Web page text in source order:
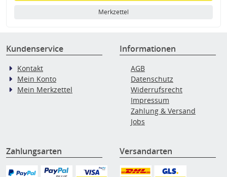
Merkzettel
Kundenservice
Kontakt
Mein Konto
Mein Merkzettel
Informationen
AGB
Datenschutz
Widerrufsrecht
Impressum
Zahlung & Versand
Jobs
Zahlungsarten Versandarten